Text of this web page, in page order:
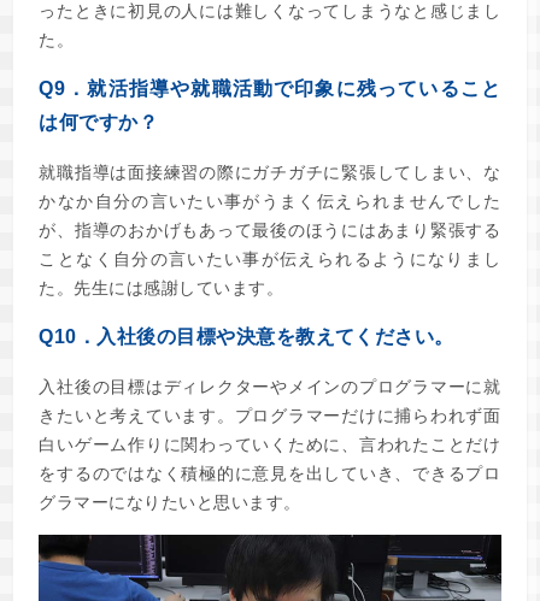
ったときに初見の人には難しくなってしまうなと感じまし
た。
Q9．就活指導や就職活動で印象に残っていること
は何ですか？
就職指導は面接練習の際にガチガチに緊張してしまい、な
かなか自分の言いたい事がうまく伝えられませんでした
が、指導のおかげもあって最後のほうにはあまり緊張する
ことなく自分の言いたい事が伝えられるようになりまし
た。先生には感謝しています。
Q10．入社後の目標や決意を教えてください。
入社後の目標はディレクターやメインのプログラマーに就
きたいと考えています。プログラマーだけに捕らわれず面
白いゲーム作りに関わっていくために、言われたことだけ
をするのではなく積極的に意見を出していき、できるプロ
グラマーになりたいと思います。